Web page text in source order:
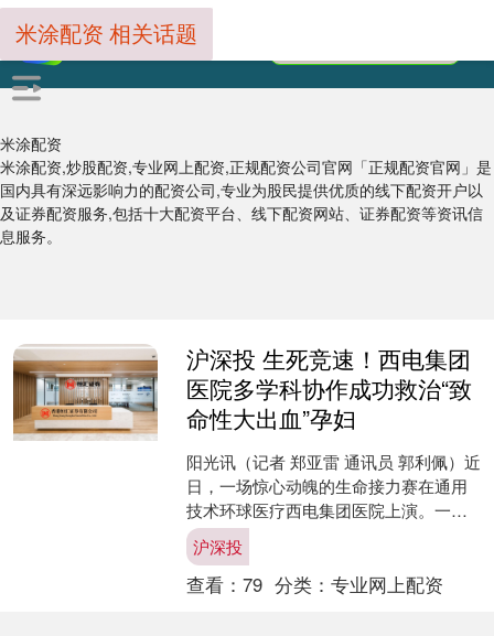
米涂配资
米涂配资,炒股配资,专业网上配资,正规配资公司官网「正规配资官网」是
国内具有深远影响力的配资公司,专业为股民提供优质的线下配资开户以
及证券配资服务,包括十大配资平台、线下配资网站、证券配资等资讯信
息服务。
米涂配资 相关话题
沪深投 生死竞速！西电集团
医院多学科协作成功救治“致
命性大出血”孕妇
阳光讯（记者 郑亚雷 通讯员 郭利佩）近
日，一场惊心动魄的生命接力赛在通用
技术环球医疗西电集团医院上演。一名
于外院产检诊断为“完全性前置胎盘伴胎
盘植入”的34+....
沪深投
查看： 79 分类： 专业网上配资